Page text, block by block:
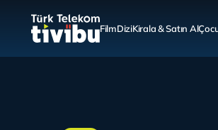
FilmDiziKirala & Satın Al